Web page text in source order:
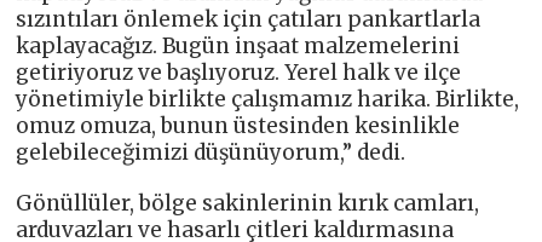
sızıntıları önlemek için çatıları pankartlarla
kaplayacağız. Bugün inşaat malzemelerini
getiriyoruz ve başlıyoruz. Yerel halk ve ilçe
yönetimiyle birlikte çalışmamız harika. Birlikte,
omuz omuza, bunun üstesinden kesinlikle
gelebileceğimizi düşünüyorum,” dedi.
Gönüllüler, bölge sakinlerinin kırık camları,
arduvazları ve hasarlı çitleri kaldırmasına